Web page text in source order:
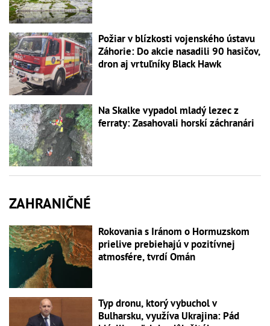
Požiar v blízkosti vojenského ústavu
Záhorie: Do akcie nasadili 90 hasičov,
dron aj vrtuľníky Black Hawk
Na Skalke vypadol mladý lezec z
ferraty: Zasahovali horskí záchranári
ZAHRANIČNÉ
Rokovania s Iránom o Hormuzskom
prielive prebiehajú v pozitívnej
atmosfére, tvrdí Omán
Typ dronu, ktorý vybuchol v
Bulharsku, využíva Ukrajina: Pád